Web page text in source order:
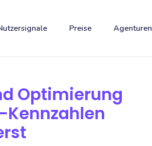
Preise Agenturen
Optimierung
Kennzahlen